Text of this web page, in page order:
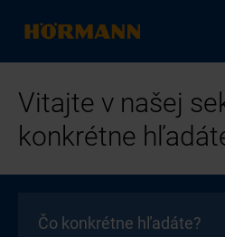
Vitajte v našej
konkrétne